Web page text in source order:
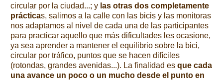
circular por la ciudad...; y las otras dos completamente
prácticas, salimos a la calle con las bicis y las monitoras
nos adaptamos al nivel de cada una de las participantes
para practicar aquello que más dificultades les ocasione,
ya sea aprender a mantener el equilibrio sobre la bici,
circular por tráfico, puntos que se hacen difíciles
(rotondas, grandes avenidas...). La finalidad es que cada
una avance un poco o un mucho desde el punto en